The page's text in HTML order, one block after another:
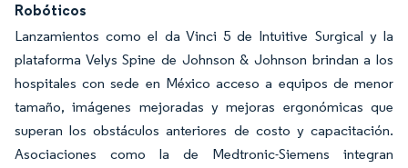
Robóticos
Lanzamientos como el da Vinci 5 de Intuitive Surgical y la
plataforma Velys Spine de Johnson & Johnson brindan a los
hospitales con sede en México acceso a equipos de menor
tamaño, imágenes mejoradas y mejoras ergonómicas que
superan los obstáculos anteriores de costo y capacitación.
Asociaciones como la de Medtronic-Siemens integran